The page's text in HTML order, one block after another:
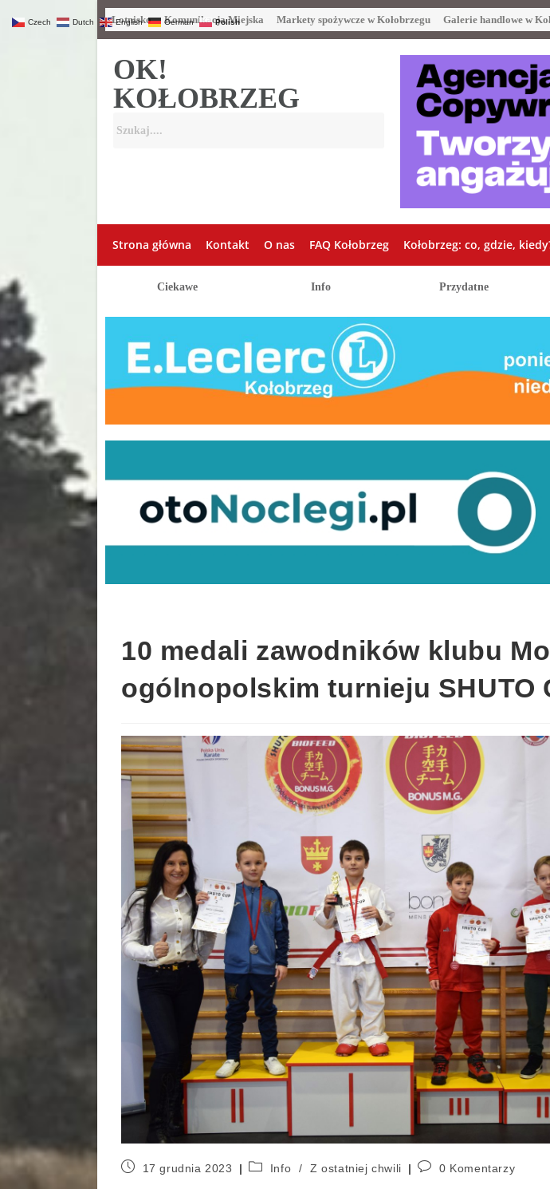
Lotnisko Komunikacja Miejska Markety spożywcze w Kołobrzegu Galerie handlowe w
OK!
KOŁOBRZEG
Strona główna Kontakt O nas FAQ Kołobrzeg Kołobrzeg: co, gdzie,
Ciekawe Info Przydatne
10 medali zawodników klubu
ogólnopolskim turnieju SHUTO
17 grudnia 2023 Info / Z ostatniej chwili 0 Komentarzy
Czech Dutch English German Polish